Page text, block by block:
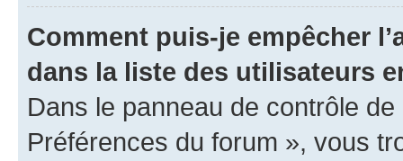
Comment puis-je empêcher
dans la liste des utilisateurs
Dans le panneau de contrôle
Préférences du forum », vous